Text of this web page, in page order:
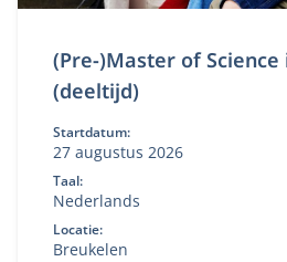
(Pre-)Master of
(deeltijd)
Startdatum:
27 augustus 2026
Taal:
Nederlands
Locatie:
Breukelen